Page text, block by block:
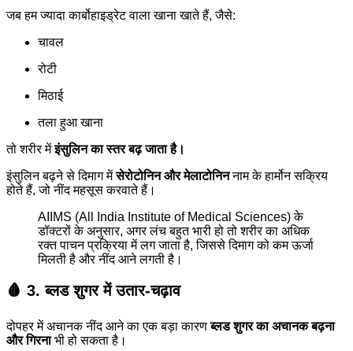
जब हम ज्यादा कार्बोहाइड्रेट वाला खाना खाते हैं, जैसे:
चावल
रोटी
मिठाई
तला हुआ खाना
तो शरीर मेंइंसुलिन का स्तर बढ़ जाता है।
इंसुलिन बढ़ने से दिमाग मेंसेरोटोनिन और मेलाटोनिननाम के हार्मोन सक्रिय
होते हैं, जो नींद महसूस करवाते हैं।
AIIMS (All India Institute of Medical Sciences) के
डॉक्टरों के अनुसार, अगर लंच बहुत भारी हो तो शरीर का अधिक
रक्त पाचन प्रक्रिया में लग जाता है, जिससे दिमाग को कम ऊर्जा
मिलती है और नींद आने लगती है।
🩸 3. ब्लड शुगर में उतार-चढ़ाव
दोपहर में अचानक नींद आने का एक बड़ा कारणब्लड शुगर का अचानक बढ़ना
और गिरनाभी हो सकता है।